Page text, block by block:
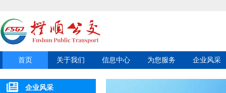
首页 关于我们 信息中心 为您服务 企业风采
企业风采